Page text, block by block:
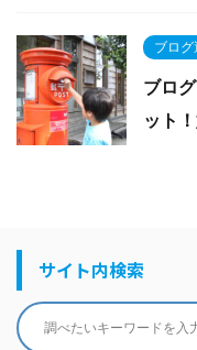
ブログ
ブロ
ット
サイト内検索